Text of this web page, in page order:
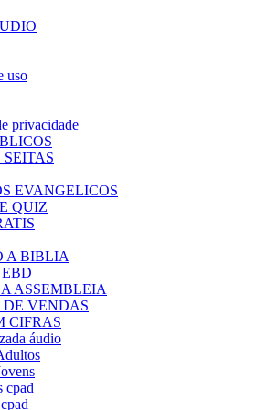
uso
privacidade
SEITAS
EVANGELICOS
QUIZ
A BIBLIA
ASSEMBLEIA
DE VENDAS
CIFRAS
áudio
cpad